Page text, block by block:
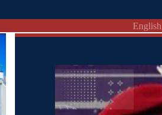
English